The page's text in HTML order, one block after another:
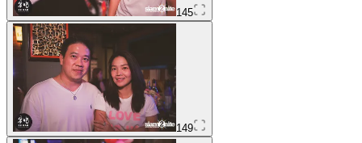
145
149